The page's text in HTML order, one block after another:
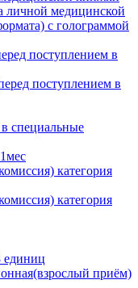
личной медицинской
с голограммой
поступлением в
поступлением в
специальные
категория
категория
единиц
приём)